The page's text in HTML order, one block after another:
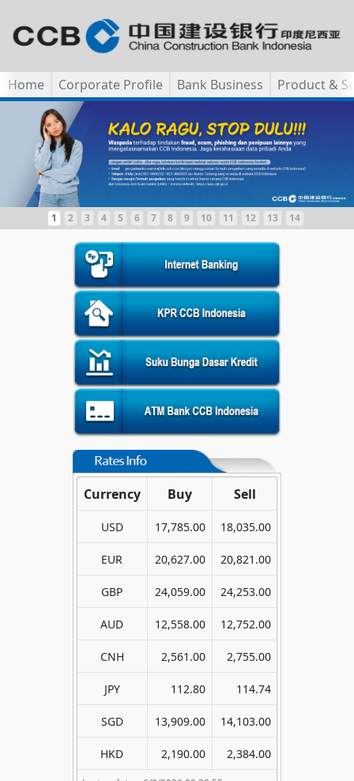
Home Corporate Profile Bank Business Product &
1 2 3 4 5 6 7 8 9 10 11 12 13 14
Currency Buy Sell
USD 17,785.00 18,035.00
EUR 20,627.00 20,821.00
GBP 24,059.00 24,253.00
AUD 12,558.00 12,752.00
CNH 2,561.00 2,755.00
JPY 112.80 114.74
SGD 13,909.00 14,103.00
HKD 2,190.00 2,384.00